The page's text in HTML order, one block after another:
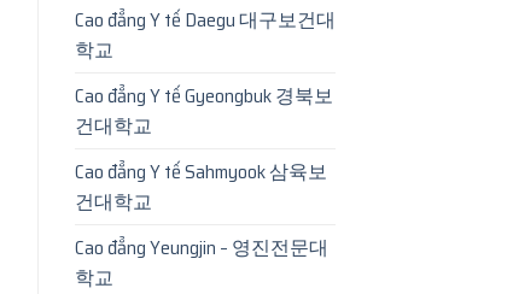
Cao đẳng Y tế Daegu 대구보건대
학교
Cao đẳng Y tế Gyeongbuk 경북보
건대학교
Cao đẳng Y tế Sahmyook 삼육보
건대학교
Cao đẳng Yeungjin – 영진전문대
학교